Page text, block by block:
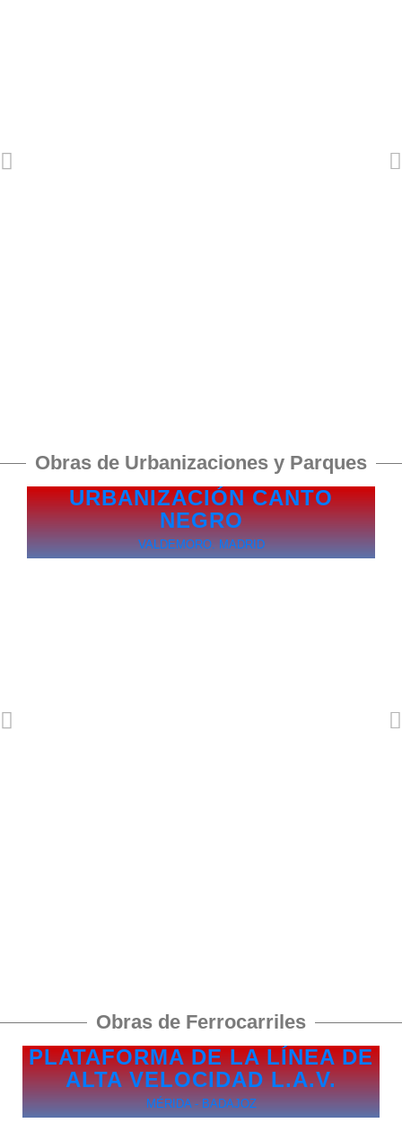
Obras de Urbanizaciones y Parques
URBANIZACIÓN CANTO
NEGRO
VALDEMORO. MADRID
Obras de Ferrocarriles
PLATAFORMA DE LA LÍNEA DE
ALTA VELOCIDAD L.A.V.
MÉRIDA - BADAJOZ